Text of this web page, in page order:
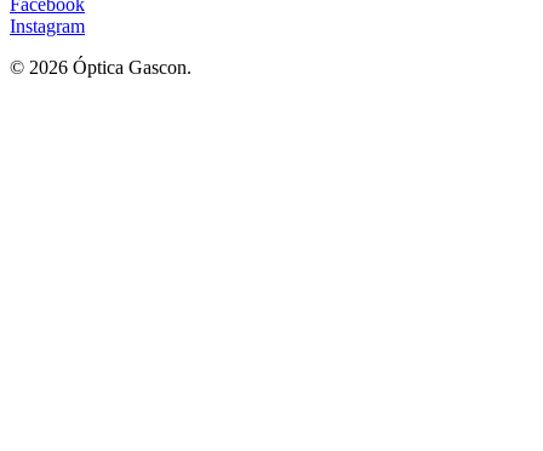
Instagram
© 2026 Óptica Gascon.